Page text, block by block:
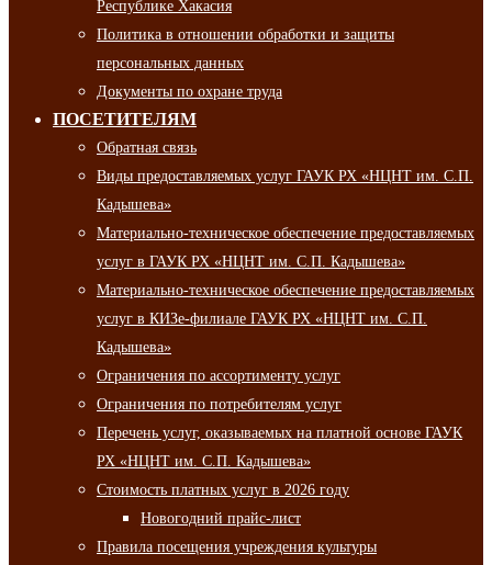
Республике Хакасия
Политика в отношении обработки и защиты
персональных данных
Документы по охране труда
ПОСЕТИТЕЛЯМ
Обратная связь
Виды предоставляемых услуг ГАУК РХ «НЦНТ им. С.П.
Кадышева»
Материально-техническое обеспечение предоставляемых
услуг в ГАУК РХ «НЦНТ им. С.П. Кадышева»
Материально-техническое обеспечение предоставляемых
услуг в КИЗе-филиале ГАУК РХ «НЦНТ им. С.П.
Кадышева»
Ограничения по ассортименту услуг
Ограничения по потребителям услуг
Перечень услуг, оказываемых на платной основе ГАУК
РХ «НЦНТ им. С.П. Кадышева»
Стоимость платных услуг в 2026 году
Новогодний прайс-лист
Правила посещения учреждения культуры